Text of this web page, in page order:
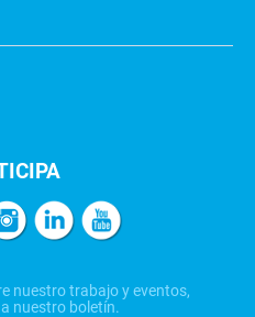
nuestro trabajo y eventos,
nuestro boletín.